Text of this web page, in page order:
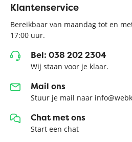
Klantenservice
Bereikbaar van maandag tot en
17:00 uur.
Bel: 038 202 2304
Wij staan voor je klaar.
Mail ons
Stuur je mail naar
Chat met ons
Start een chat